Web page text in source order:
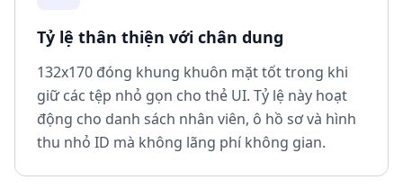
Tỷ lệ thân thiện với chân dung
132x170 đóng khung khuôn mặt tốt trong khi
giữ các tệp nhỏ gọn cho thẻ UI. Tỷ lệ này hoạt
động cho danh sách nhân viên, ô hồ sơ và hình
thu nhỏ ID mà không lãng phí không gian.